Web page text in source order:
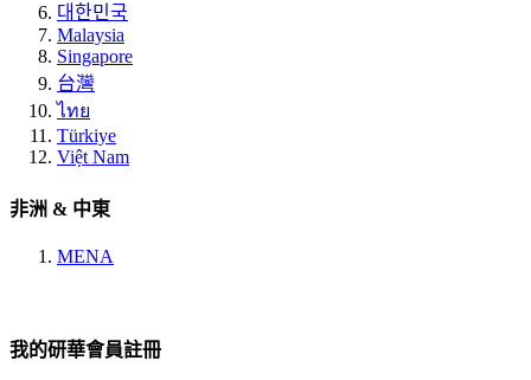
대한민국
Malaysia
Singapore
台灣
ไทย
Türkiye
Việt Nam
非洲 & 中東
MENA
我的研華會員註冊